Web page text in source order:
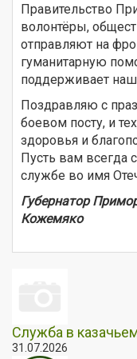
Правительство
волонтёры,
отправляют на
гуманитарную
поддерживает
Поздравляю с
боевом посту, и
здоровья и
Пусть вам всегда
службе во имя
Губернатор
Кожемяко
Служба в
31.07.2026